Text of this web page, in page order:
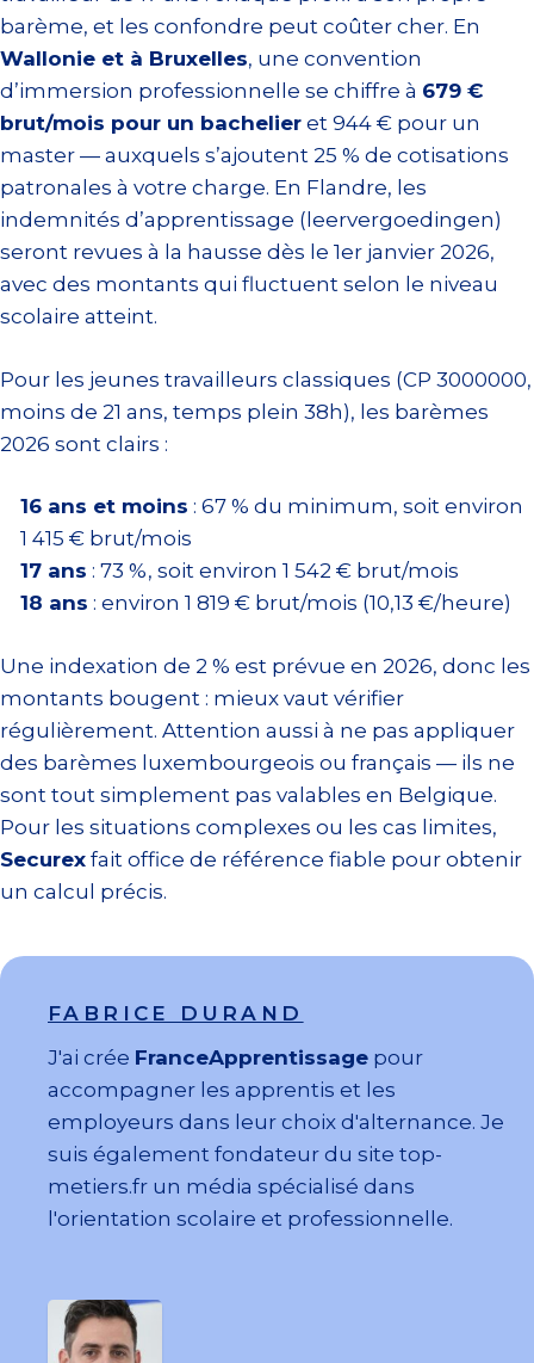
barème, et les confondre peut coûter cher. En
Wallonie et à Bruxelles, une convention
d’immersion professionnelle se chiffre à 679 €
brut/mois pour un bachelier et 944 € pour un
master — auxquels s’ajoutent 25 % de cotisations
patronales à votre charge. En Flandre, les
indemnités d’apprentissage (leervergoedingen)
seront revues à la hausse dès le 1er janvier 2026,
avec des montants qui fluctuent selon le niveau
scolaire atteint.
Pour les jeunes travailleurs classiques (CP 3000000,
moins de 21 ans, temps plein 38h), les barèmes
2026 sont clairs :
16 ans et moins : 67 % du minimum, soit environ
1 415 € brut/mois
17 ans : 73 %, soit environ 1 542 € brut/mois
18 ans : environ 1 819 € brut/mois (10,13 €/heure)
Une indexation de 2 % est prévue en 2026, donc les
montants bougent : mieux vaut vérifier
régulièrement. Attention aussi à ne pas appliquer
des barèmes luxembourgeois ou français — ils ne
sont tout simplement pas valables en Belgique.
Pour les situations complexes ou les cas limites,
Securex fait office de référence fiable pour obtenir
un calcul précis.
FABRICE DURAND
J'ai crée FranceApprentissage pour
accompagner les apprentis et les
employeurs dans leur choix d'alternance. Je
suis également fondateur du site top-
metiers.fr un média spécialisé dans
l'orientation scolaire et professionnelle.